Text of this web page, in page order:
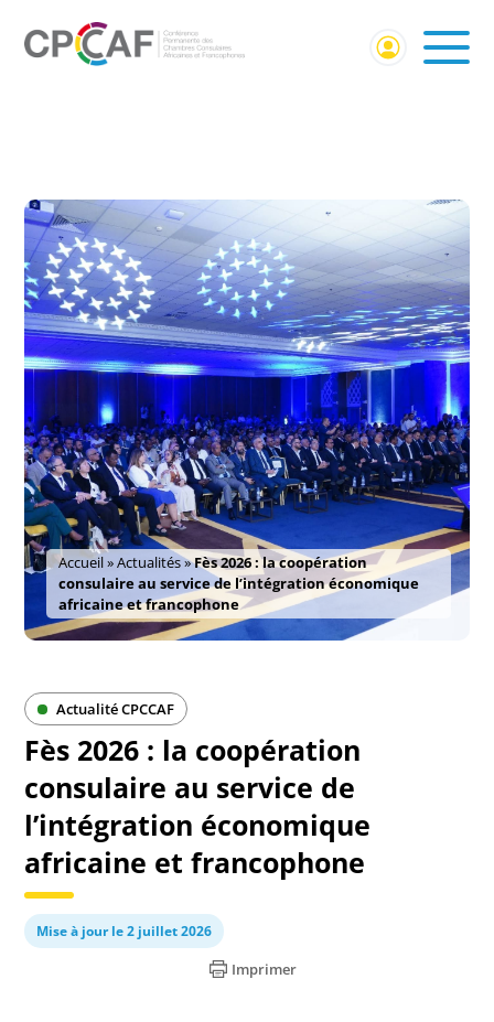
Accueil»Actualités»Fès 2026 : la coopération
consulaire au service de l’intégration économique
africaine et francophone
Actualité CPCCAF
Fès 2026 : la coopération
consulaire au service de
l’intégration économique
africaine et francophone
Mise à jour le 2 juillet 2026
Imprimer